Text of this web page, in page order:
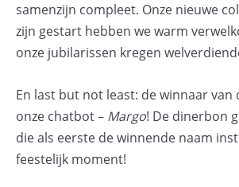
samenzijn compleet. Onze nieuwe
zijn gestart hebben we warm
onze jubilarissen kregen
En last but not least: de winnaar van
onze chatbot – Margo! De dinerbon
die als eerste de winnende naam
feestelijk moment!